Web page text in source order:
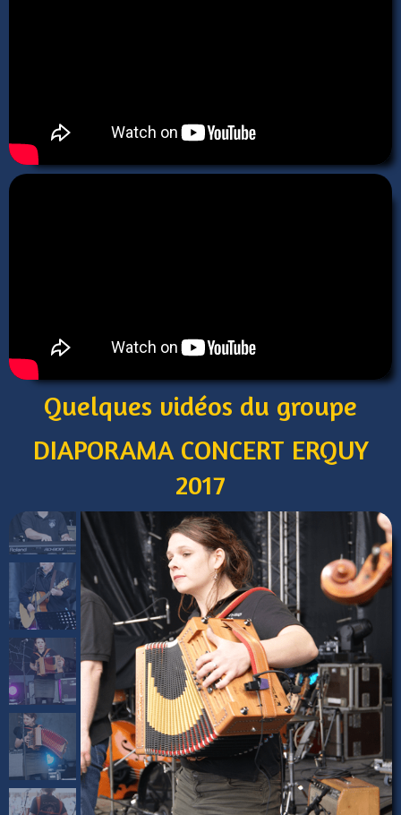
Quelques vidéos du groupe
DIAPORAMA CONCERT ERQUY
2017